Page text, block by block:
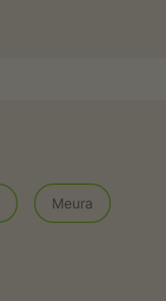
Meura